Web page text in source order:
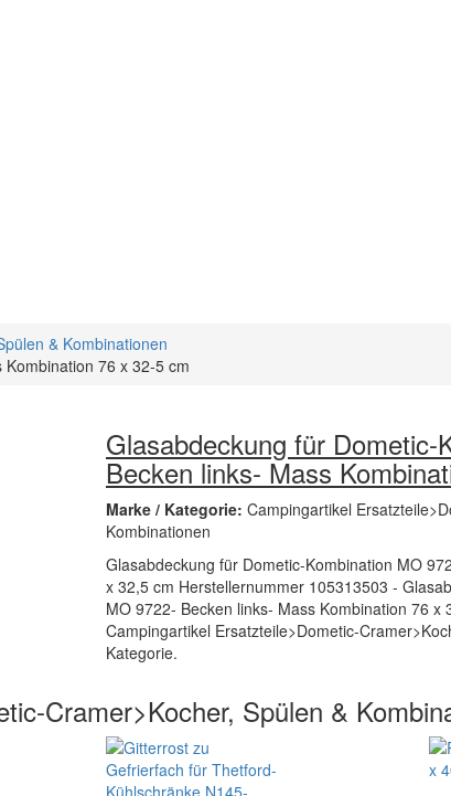
& Kombinationen
76 x 32-5 cm
Glasabdeckung für Dometic-
Becken links- Mass
Marke / Kategorie: Campingartikel
Kombinationen
Glasabdeckung für Dometic-Kombination MO
x 32,5 cm Herstellernummer 105313503 -
MO 9722- Becken links- Mass Kombination 76 x
Campingartikel Ersatzteile>Dometic-
Kategorie.
Cramer>Kocher, Spülen &